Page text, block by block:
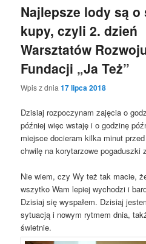
Najlepsze lody są o
kupy, czyli 2. dzień
Warsztatów
Fundacji „Ja Też”
Wpis z dnia17 lipca 2018
Dzisiaj rozpoczynam zajęcia o
później więc wstaję i o godzinę
miejsce docieram kilka minut
chwilę na korytarzowe pogaduszki
Nie wiem, czy Wy też tak macie,
wszytko Wam lepiej wychodzi i
Dzisiaj się wyspałem. Dzisiaj
sytuacją i nowym rytmem dnia,
świetnie.